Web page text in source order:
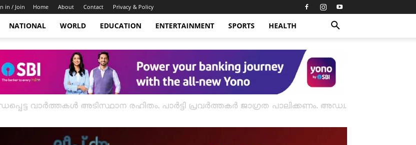
in / Join Home About Contact Privacy & Policy
NATIONAL WORLD EDUCATION ENTERTAINMENT SPORTS HEALTH
വാർത്തകൾ അടിസ്ഥാന രഹിതം. പാർട്ടി പ്രവർത്തകർ ജാഗ്രത പാലിക്കണം. അഡ്വ.